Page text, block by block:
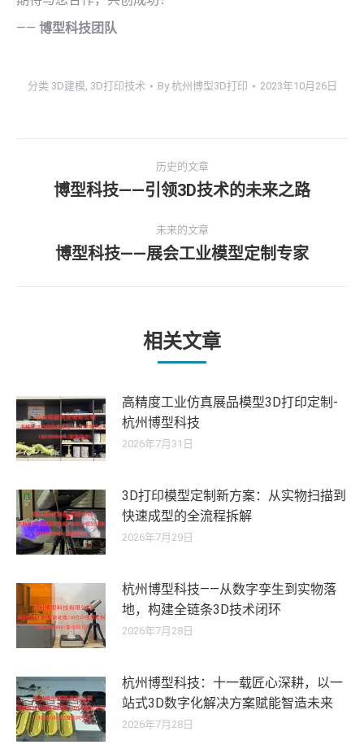
—— 博型科技团队
分类 3D建模, 3D打印技术 By杭州博型3D打印 2023年10月26日
历史的文章
历
的
文
博型科技——引领3D技术的未来之路
未来的文章
未
章：
博型科技——展会工业模型定制专家
相关文章
高精度工业仿真展品模型3D打印定制-
杭州博型科技
2026年7月31日
3D打印模型定制新方案：从实物扫描到
快速成型的全流程拆解
2026年7月29日
杭州博型科技——从数字孪生到实物落
地，构建全链条3D技术闭环
2026年7月28日
杭州博型科技：十一载匠心深耕，以一
站式3D数字化解决方案赋能智造未来
2026年7月28日